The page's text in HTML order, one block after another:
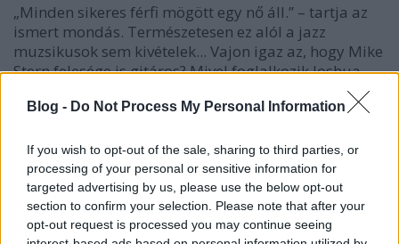
Blog - Do Not Process My Personal Information
If you wish to opt-out of the sale, sharing to third parties, or
processing of your personal or sensitive information for
targeted advertising by us, please use the below opt-out
section to confirm your selection. Please note that after your
opt-out request is processed you may continue seeing
„Minden sikeres férfi mögött egy nő áll.” – tartja az
ismert mondás. Természetesen ez alól a jazz
muzsikusok sem kivételek... Vajon igaz az, hogy Mike
Stern felesége is gitáros? Mivel foglalkozik Joshua
Redman vagy Harry Connick, Jr. élete párja? Mekkora
a családja…
Koncert-beszámoló: S.M.V.
GregJazz•2008. október 28.
S.M.V. = Show-t Minden Vasárnap! :)Rengeteg
basszusgitáros és jazz-hívő álma vált valóra október